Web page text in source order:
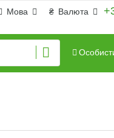
₴ Валюта
Мова